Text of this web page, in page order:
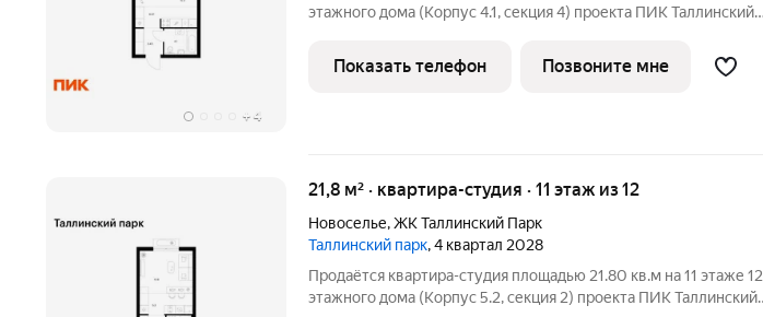
+ 4
этажного дома (Корпус 4.1, секция 4) проекта ПИК Таллинский
функциональная планировка, большие окна, с отделкой.
«Таллинский парк» проект в
Показать телефон Позвоните мне
21,8 м² · квартира-студия · 11 этаж из 12
Новоселье,ЖК Таллинский Парк
Таллинский парк, 4 квартал 2028
Продаётся квартира-студия площадью 21.80 кв.м на 11 этаже 12
этажного дома (Корпус 5.2, секция 2) проекта ПИК Таллинский